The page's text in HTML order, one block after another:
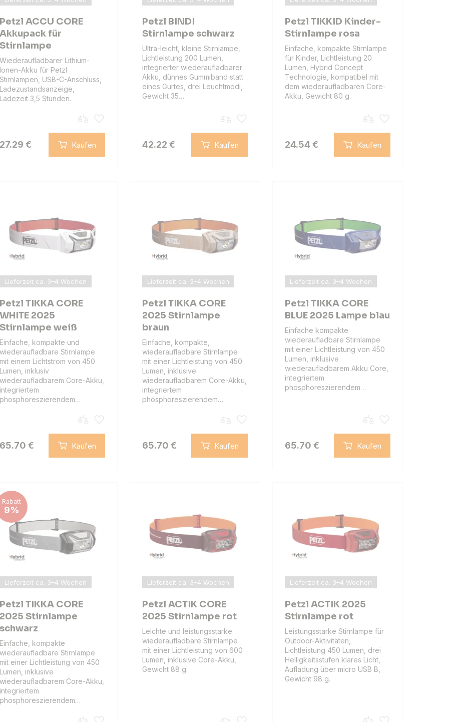
Petzl ACCU CORE
Akkupack für
Stirnlampe
Wiederaufladbarer Lithium-
Ionen-Akku für Petzl
Stirnlampen, USB-C-Anschluss,
Ladezustandsanzeige,
Ladezeit 3,5 Stunden.
27.29 € Kaufen
Petzl BINDI
Stirnlampe schwarz
Ultra-leicht, kleine Stirnlampe,
Lichtleistung 200 Lumen,
integrierter wiederaufladbarer
Akku, dünnes Gummiband statt
eines Gurtes, drei Leuchtmodi,
Gewicht 35…
42.22 € Kaufen
Petzl TIKKID Kinder-
Stirnlampe rosa
Einfache, kompakte Stirnlampe
für Kinder, Lichtleistung 20
Lumen, Hybrid Concept
Technologie, kompatibel mit
dem wiederaufladbaren Core-
Akku, Gewicht 80 g.
24.54 € Kaufen
Lieferzeit ca. 3–4 Wochen
Petzl TIKKA CORE
WHITE 2025
Stirnlampe weiß
Einfache, kompakte und
wiederaufladbare Stirnlampe
mit einem Lichtstrom von 450
Lumen, inklusiv
wiederaufladbarem Core-Akku,
integriertem
phosphoreszierendem…
65.70 € Kaufen
Lieferzeit ca. 3–4 Wochen
Petzl TIKKA CORE
2025 Stirnlampe
braun
Einfache, kompakte,
wiederaufladbare Stirnlampe
mit einer Lichtleistung von 450
Lumen, inklusive
wiederaufladbarem Core-Akku,
integriertem
phosphoreszierendem…
65.70 € Kaufen
Lieferzeit ca. 3–4 Wochen
Petzl TIKKA CORE
BLUE 2025 Lampe blau
Einfache kompakte
wiederaufladbare Stirnlampe
mit einer Lichtleistung von 450
Lumen, inklusive
wiederaufladbarem Akku Core,
integriertem
phosphoreszierendem…
65.70 € Kaufen
Rabatt
9%
Lieferzeit ca. 3–4 Wochen
Petzl TIKKA CORE
2025 Stirnlampe
schwarz
Einfache, kompakte
wiederaufladbare Stirnlampe
mit einer Lichtleistung von 450
Lumen, inklusive
wiederaufladbarem Core-Akku,
integriertem
phosphoreszierendem…
Lieferzeit ca. 3–4 Wochen
Petzl ACTIK CORE
2025 Stirnlampe rot
Leichte und leistungsstarke
wiederaufladbare Stirnlampe
mit einer Lichtleistung von 600
Lumen, inklusive Core-Akku,
Gewicht 88 g.
Lieferzeit ca. 3–4 Wochen
Petzl ACTIK 2025
Stirnlampe rot
Leistungsstarke Stirnlampe für
Outdoor-Aktivitäten,
Lichtleistung 450 Lumen, drei
Helligkeitsstufen klares Licht,
Aufladung über micro USB B,
Gewicht 98 g.